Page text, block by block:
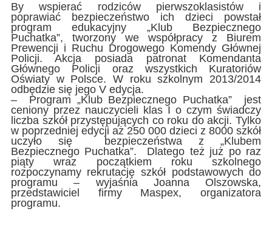
By wspierać rodziców pierwszoklasistów i
poprawiać bezpieczeństwo ich dzieci powstał
program edukacyjny „Klub Bezpiecznego
Puchatka”, tworzony we współpracy z Biurem
Prewencji i Ruchu Drogowego Komendy Głównej
Policji. Akcja posiada patronat Komendanta
Głównego Policji oraz wszystkich Kuratoriów
Oświaty w Polsce. W roku szkolnym 2013/2014
odbędzie się jego V edycja.
– Program „Klub Bezpiecznego Puchatka” jest
ceniony przez nauczycieli klas I o czym świadczy
liczba szkół przystępujących co roku do akcji. Tylko
w poprzedniej edycji aż 250 000 dzieci z 8000 szkół
uczyło się bezpieczeństwa z „Klubem
Bezpiecznego Puchatka”. Dlatego też już po raz
piąty wraz początkiem roku szkolnego
rozpoczynamy rekrutację szkół podstawowych do
programu – wyjaśnia Joanna Olszowska,
przedstawiciel firmy Maspex, organizatora
programu.